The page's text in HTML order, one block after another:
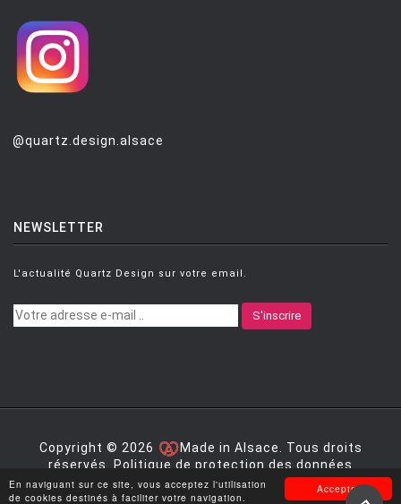
Accepter
En naviguant sur ce site, vous acceptez l'utilisation
de cookies destinés à faciliter votre navigation.
@quartz.design.alsace
NEWSLETTER
L'actualité Quartz Design sur votre email.
S'inscrire
Copyright © 2026
Made in Alsace. Tous droits
réservés. Politique de protection des données
personnelles|Mentions légales|Conditions générales
de vente